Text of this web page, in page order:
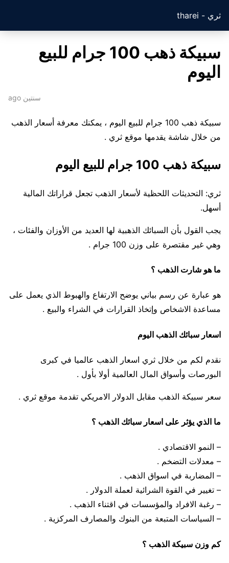
ثري - tharei
سبيكة ذهب 100 جرام للبيع
اليوم
سنتين ago
سبيكة ذهب 100 جرام للبيع اليوم ، يمكنك معرفة أسعار الذهب
من خلال شاشة يقدمها موقع ثري .
سبيكة ذهب 100 جرام للبيع اليوم
ثري: التحديثات اللحظية لأسعار الذهب تجعل قراراتك المالية
أسهل.
يجب القول بأن السبائك الذهبية لها العديد من الأوزان والفئات ،
وهي غير مقتصرة على وزن 100 جرام .
ما هو شارت الذهب ؟
هو عبارة عن رسم بياني يوضح الارتفاع والهبوط الذي يعمل على
مساعدة الاشخاص وإتخاذ القرارات في الشراء والبيع .
اسعار سبائك الذهب اليوم
نقدم لكم من خلال ثري اسعار الذهب عالميا في كبرى
البورصات وأسواق المال العالمية أولا بأول .
سعر سبيكة الذهب مقابل الدولار الامريكي تقدمة موقع ثري .
ما الذي يؤثر على اسعار سبائك الذهب ؟
– النمو الاقتصادي .
– معدلات التضخم .
– المضاربة في اسواق الذهب .
– تغيير في القوة الشرائية لعملة الدولار .
– رغبة الافراد والمؤسسات في اقتناء الذهب .
– السياسات المتبعة من البنوك والمصارف المركزية .
كم وزن سبيكة الذهب ؟